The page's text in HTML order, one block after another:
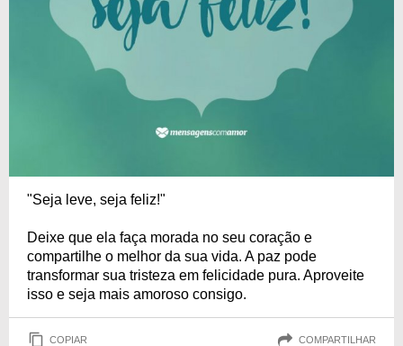
"Seja leve, seja feliz!"
Deixe que ela faça morada no seu coração e
compartilhe o melhor da sua vida. A paz pode
transformar sua tristeza em felicidade pura. Aproveite
isso e seja mais amoroso consigo.
COPIAR COMPARTILHAR